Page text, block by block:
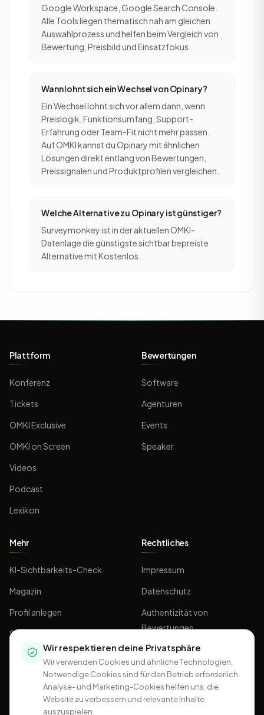
Google Workspace, Google Search Console.
Alle Tools liegen thematisch nah am gleichen
Auswahlprozess und helfen beim Vergleich von
Bewertung, Preisbild und Einsatzfokus.
Wann lohnt sich ein Wechsel von Opinary?
Ein Wechsel lohnt sich vor allem dann, wenn
Preislogik, Funktionsumfang, Support-
Erfahrung oder Team-Fit nicht mehr passen.
Auf OMKI kannst du Opinary mit ähnlichen
Lösungen direkt entlang von Bewertungen,
Preissignalen und Produktprofilen vergleichen.
Welche Alternative zu Opinary ist günstiger?
Surveymonkey ist in der aktuellen OMKI-
Datenlage die günstigste sichtbar bepreiste
Alternative mit Kostenlos.
Plattform
Konferenz
Tickets
OMKI Exclusive
OMKI on Screen
Videos
Podcast
Lexikon
Bewertungen
Software
Agenturen
Events
Speaker
Mehr
KI-Sichtbarkeits-Check
Magazin
Profil anlegen
Sponsoring
Rechtliches
Impressum
Datenschutz
Authentizität von
Bewertungen
AGB
Wir respektieren deine Privatsphäre
Wir verwenden Cookies und ähnliche Technologien.
Notwendige Cookies sind für den Betrieb erforderlich.
Analyse- und Marketing-Cookies helfen uns, die
Website zu verbessern und relevante Inhalte
auszuspielen.